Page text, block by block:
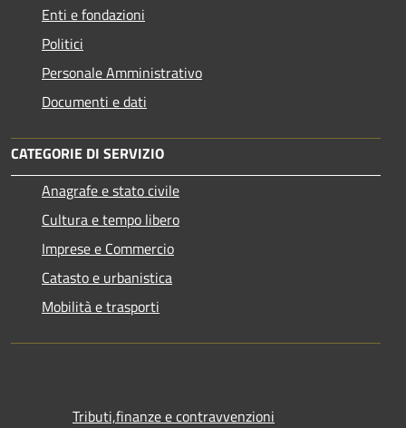
Enti e fondazioni
Politici
Personale Amministrativo
Documenti e dati
CATEGORIE DI SERVIZIO
Anagrafe e stato civile
Cultura e tempo libero
Imprese e Commercio
Catasto e urbanistica
Mobilità e trasporti
Tributi,finanze e contravvenzioni